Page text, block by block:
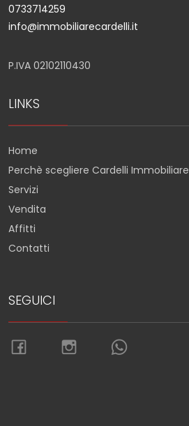
0733714259
info@immobiliarecardelli.it
P.IVA 02102110430
LINKS
Home
Perchè scegliere Cardelli Immobiliare
Servizi
Vendita
Affitti
Contatti
SEGUICI